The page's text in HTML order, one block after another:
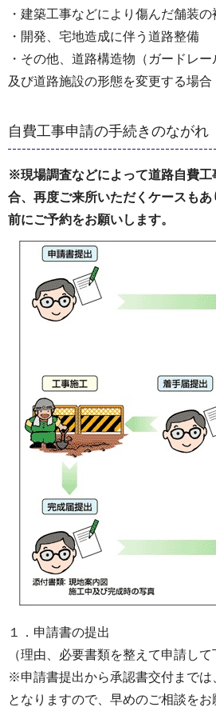
・建築工事などにより傷んだ舗装の
・開発、宅地造成に伴う道路整備
・その他、道路構造物（ガードレー
及び道路施設の形態を変更する場合
自費工事申請の手続きのながれ
※現場調査などによって道路自費工
合、再度ご来所いただくケースも
前にご予約をお願いします。
１．申請書の提出
（理由、必要書類を整えて申請して
※申請書提出から承認書交付までは
となりますので、早めのご相談をお